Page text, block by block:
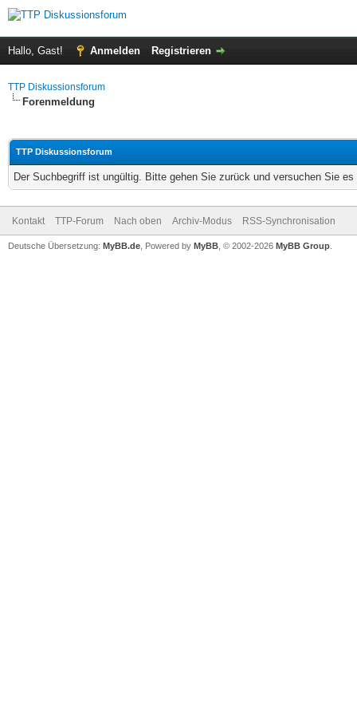
Hallo, Gast! Anmelden Registrieren
TTP Diskussionsforum
Forenmeldung
TTP Diskussionsforum
Der Suchbegriff ist ungültig. Bitte gehen Sie zurück und versuchen Sie es
Kontakt TTP-Forum Nach oben Archiv-Modus RSS-Synchronisation
Deutsche Übersetzung: MyBB.de , Powered by MyBB , © 2002-2026 MyBB Group